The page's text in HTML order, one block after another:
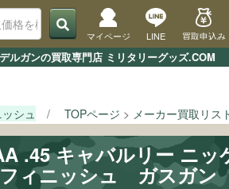
ルガンの買取専門店 ミリタリーグッズ.COM
マイページ LINE 買取申込み
シュ TOPページ メーカー買取リス
.45 キャバルリー ニッ
ィニッシュ ガスガン